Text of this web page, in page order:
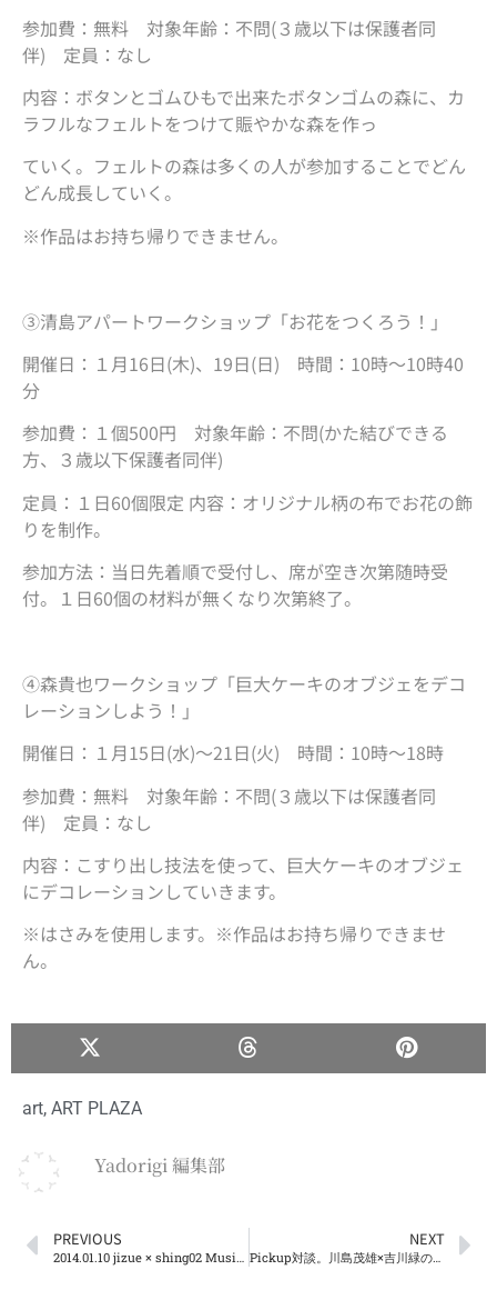
参加費：無料 対象年齢：不問(３歳以下は保護者同
伴) 定員：なし
内容：ボタンとゴムひもで出来たボタンゴムの森に、カ
ラフルなフェルトをつけて賑やかな森を作っ
ていく。フェルトの森は多くの人が参加することでどん
どん成長していく。
※作品はお持ち帰りできません。
③清島アパートワークショップ「お花をつくろう！」
開催日：１月16日(木)、19日(日) 時間：10時～10時40
分
参加費：１個500円 対象年齢：不問(かた結びできる
方、３歳以下保護者同伴)
定員：１日60個限定 内容：オリジナル柄の布でお花の飾
りを制作。
参加方法：当日先着順で受付し、席が空き次第随時受
付。１日60個の材料が無くなり次第終了。
④森貴也ワークショップ「巨大ケーキのオブジェをデコ
レーションしよう！」
開催日：１月15日(水)～21日(火) 時間：10時～18時
参加費：無料 対象年齢：不問(３歳以下は保護者同
伴) 定員：なし
内容：こすり出し技法を使って、巨大ケーキのオブジェ
にデコレーションしていきます。
※はさみを使用します。※作品はお持ち帰りできませ
ん。
art, ART PLAZA
Yadorigi 編集部
PREVIOUS NEXT
Pickup対談。川島茂雄×吉川緑の場合。